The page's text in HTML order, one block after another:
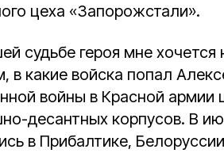
цеха «Запорожстали».
судьбе героя мне хочется
в какие войска попал
войны в Красной армии
десантных корпусов. В
в Прибалтике,